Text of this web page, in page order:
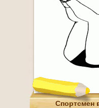
Спортсмен